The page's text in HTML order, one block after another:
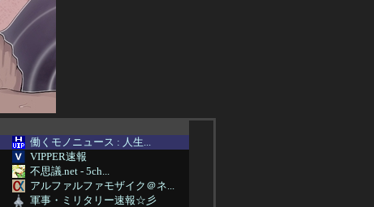
働くモノニュース : 人生...
VIPPER速報
不思議.net - 5ch...
アルファルファモザイク＠ネ...
軍事・ミリタリー速報☆彡